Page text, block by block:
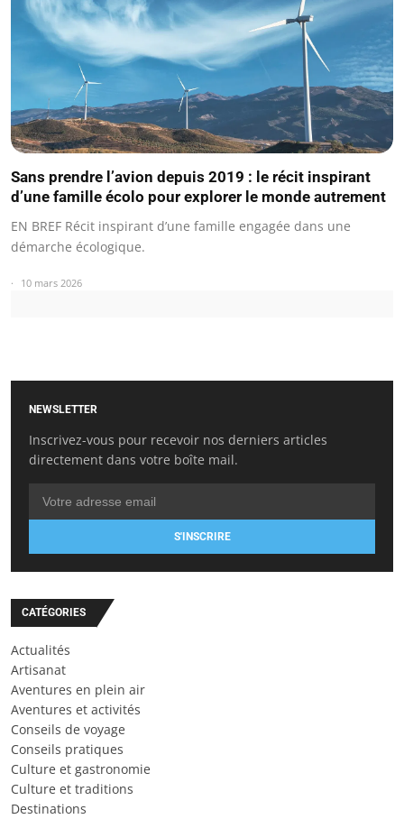
Sans prendre l’avion depuis 2019 : le récit inspirant
d’une famille écolo pour explorer le monde autrement
EN BREF Récit inspirant d’une famille engagée dans une
démarche écologique.
10 mars 2026
NEWSLETTER
Inscrivez-vous pour recevoir nos derniers articles
directement dans votre boîte mail.
S'INSCRIRE
CATÉGORIES
Actualités
Artisanat
Aventures en plein air
Aventures et activités
Conseils de voyage
Conseils pratiques
Culture et gastronomie
Culture et traditions
Destinations